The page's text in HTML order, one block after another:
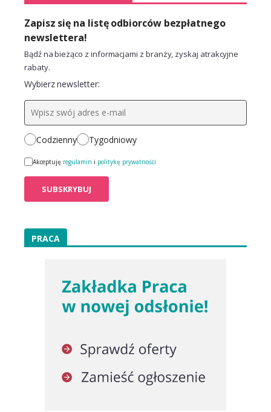
Zapisz się na listę odbiorców bezpłatnego
newslettera!
Bądź na bieżąco z informacjami z branży, zyskaj atrakcyjne
rabaty.
Wybierz newsletter:
Codzienny Tygodniowy
Akceptuję regulamin i politykę prywatności
PRACA